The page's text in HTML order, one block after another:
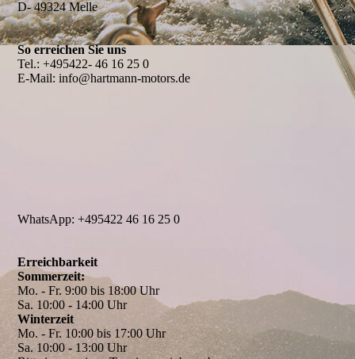
D- 49324 Melle
So erreichen Sie uns
Tel.: +495422- 46 16 25 0
E-Mail: info@hartmann-motors.de
WhatsApp: +495422 46 16 25 0
Erreichbarkeit
Sommerzeit:
Mo. - Fr. 9:00 bis 18:00 Uhr
Sa. 10:00 - 14:00 Uhr
Winterzeit
Mo. - Fr. 10:00 bis 17:00 Uhr
Sa. 10:00 - 13:00 Uhr